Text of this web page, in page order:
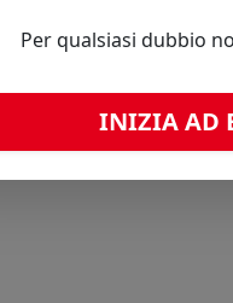
Per qualsiasi dubbio
INIZIA AD